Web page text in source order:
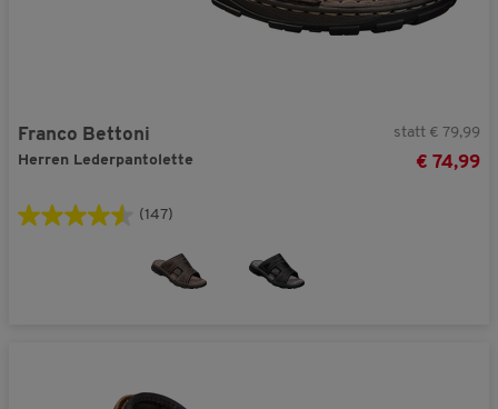
Franco Bettoni
Herren Lederpantolette
statt € 79,99
€ 74,99
(147)